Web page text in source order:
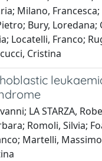
Milano,
Bury, Loredana;
Locatelli, Franco;
Cristina
LA STARZA,
Romoli, Silvia;
Martelli,